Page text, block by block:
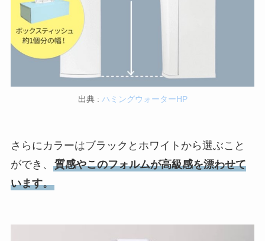
出典 : ハミングウォーターHP
さらにカラーはブラックとホワイトから選ぶこと
ができ、 質感やこのフォルムが高級感を漂わせて
います。